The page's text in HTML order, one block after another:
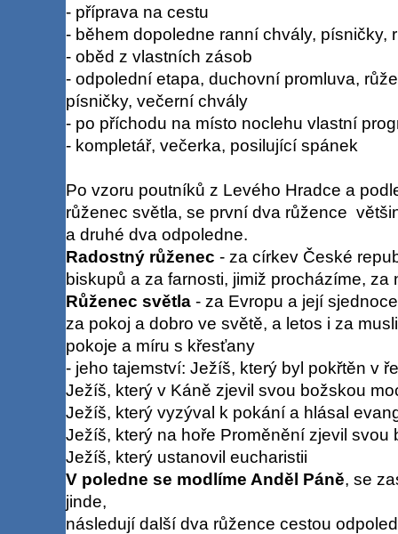
- příprava na cestu
- během dopoledne ranní chvály, písničky,
- oběd z vlastních zásob
- odpolední etapa, duchovní promluva,
písničky, večerní chvály
- po příchodu na místo noclehu vlastní
- kompletář, večerka, posilující spánek
Po vzoru poutníků z Levého Hradce a
růženec světla, se první dva růžence
a druhé dva odpoledne.
Radostný růženec - za církev České
biskupů a za farnosti, jimiž procházíme,
Růženec světla- za Evropu a její
za pokoj a dobro ve světě, a letos i za
pokoje a míru s křesťany
- jeho tajemství: Ježíš, který byl pokřtěn v
Ježíš, který v Káně zjevil svou božskou
Ježíš, který vyzýval k pokání a hlásal
Ježíš, který na hoře Proměnění zjevil svou
Ježíš, který ustanovil eucharistii
V poledne se modlíme Anděl Páně, se
jinde,
následují další dva růžence cestou